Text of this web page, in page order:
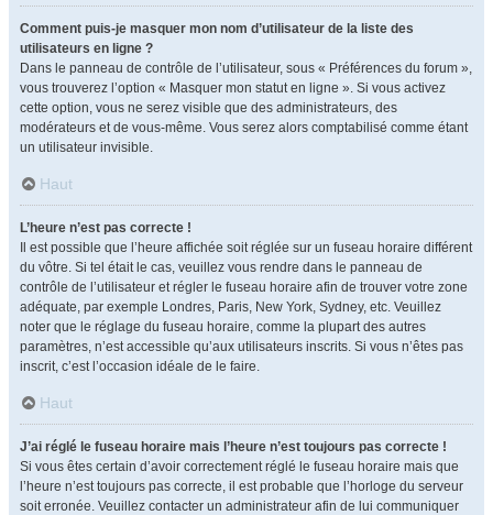
Comment puis-je masquer mon nom d’utilisateur de la liste des
utilisateurs en ligne ?
Dans le panneau de contrôle de l’utilisateur, sous « Préférences du forum »,
vous trouverez l’option « Masquer mon statut en ligne ». Si vous activez
cette option, vous ne serez visible que des administrateurs, des
modérateurs et de vous-même. Vous serez alors comptabilisé comme étant
un utilisateur invisible.
Haut
L’heure n’est pas correcte !
Il est possible que l’heure affichée soit réglée sur un fuseau horaire différent
du vôtre. Si tel était le cas, veuillez vous rendre dans le panneau de
contrôle de l’utilisateur et régler le fuseau horaire afin de trouver votre zone
adéquate, par exemple Londres, Paris, New York, Sydney, etc. Veuillez
noter que le réglage du fuseau horaire, comme la plupart des autres
paramètres, n’est accessible qu’aux utilisateurs inscrits. Si vous n’êtes pas
inscrit, c’est l’occasion idéale de le faire.
Haut
J’ai réglé le fuseau horaire mais l’heure n’est toujours pas correcte !
Si vous êtes certain d’avoir correctement réglé le fuseau horaire mais que
l’heure n’est toujours pas correcte, il est probable que l’horloge du serveur
soit erronée. Veuillez contacter un administrateur afin de lui communiquer